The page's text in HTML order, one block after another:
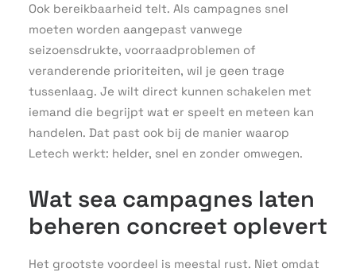
Ook bereikbaarheid telt. Als campagnes snel
moeten worden aangepast vanwege
seizoensdrukte, voorraadproblemen of
veranderende prioriteiten, wil je geen trage
tussenlaag. Je wilt direct kunnen schakelen met
iemand die begrijpt wat er speelt en meteen kan
handelen. Dat past ook bij de manier waarop
Letech werkt: helder, snel en zonder omwegen.
Wat sea campagnes laten
beheren concreet oplevert
Het grootste voordeel is meestal rust. Niet omdat